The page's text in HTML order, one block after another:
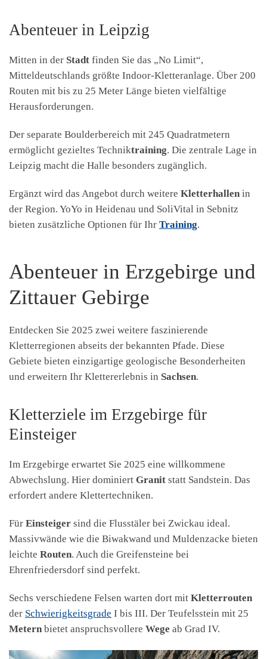
Abenteuer in Leipzig
Mitten in der Stadt finden Sie das „No Limit“,
Mitteldeutschlands größte Indoor-Kletteranlage. Über 200
Routen mit bis zu 25 Meter Länge bieten vielfältige
Herausforderungen.
Der separate Boulderbereich mit 245 Quadratmetern
ermöglicht gezieltes Techniktraining. Die zentrale Lage in
Leipzig macht die Halle besonders zugänglich.
Ergänzt wird das Angebot durch weitere Kletterhallen in
der Region. YoYo in Heidenau und SoliVital in Sebnitz
bieten zusätzliche Optionen für Ihr Training.
Abenteuer in Erzgebirge und
Zittauer Gebirge
Entdecken Sie 2025 zwei weitere faszinierende
Kletterregionen abseits der bekannten Pfade. Diese
Gebiete bieten einzigartige geologische Besonderheiten
und erweitern Ihr Klettererlebnis in Sachsen.
Kletterziele im Erzgebirge für
Einsteiger
Im Erzgebirge erwartet Sie 2025 eine willkommene
Abwechslung. Hier dominiert Granit statt Sandstein. Das
erfordert andere Klettertechniken.
Für Einsteiger sind die Flusstäler bei Zwickau ideal.
Massivwände wie die Biwakwand und Muldenzacke bieten
leichte Routen. Auch die Greifensteine bei
Ehrenfriedersdorf sind perfekt.
Sechs verschiedene Felsen warten dort mit Kletterrouten
der Schwierigkeitsgrade I bis III. Der Teufelsstein mit 25
Metern bietet anspruchsvollere Wege ab Grad IV.